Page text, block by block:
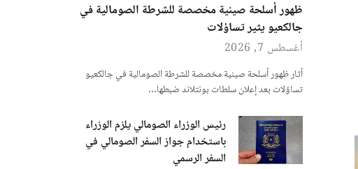
ظهور أسلحة صينية مخصصة للشرطة الصومالية في
جالكعيو يثير تساؤلات
أغسطس 7, 2026
أثار ظهور أسلحة صينية مخصصة للشرطة الصومالية في جالكعيو
تساؤلات بعد إعلان سلطات بونتلاند ضبطها…
رئيس الوزراء الصومالي يلزم الوزراء
باستخدام جواز السفر الصومالي في
السفر الرسمي